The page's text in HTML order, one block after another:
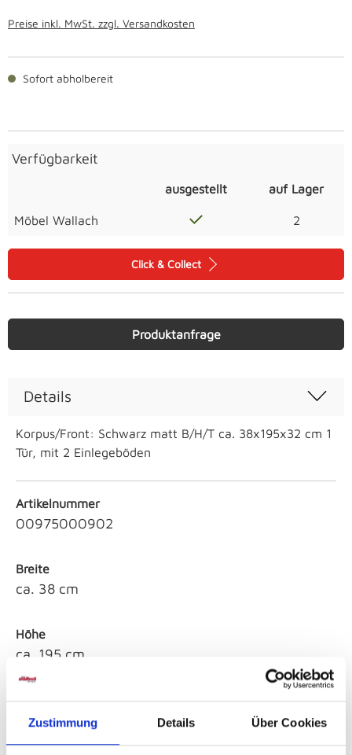
Zustimmung Details Über Cookies
Preise inkl. MwSt. zzgl. Versandkosten
Sofort abholbereit
Verfügbarkeit
ausgestellt auf Lager
Möbel Wallach 2
Click & Collect
Produktanfrage
Details
Korpus/Front: Schwarz matt B/H/T ca. 38x195x32 cm 1
Tür, mit 2 Einlegeböden
Artikelnummer
00975000902
Breite
ca. 38 cm
Höhe
ca. 195 cm
Tiefe
ca. 32 cm